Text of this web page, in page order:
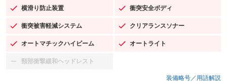
横滑り防止装置
：装備あり 衝突安全ボディ
：装備あり
衝突被害軽減システム
：装備あり クリアランスソナー
：装備あり
オートマチックハイビーム
：装備あり オートライト
：装備あり
頸部衝撃緩和ヘッドレスト
：装備なし
装備略号／用語解説